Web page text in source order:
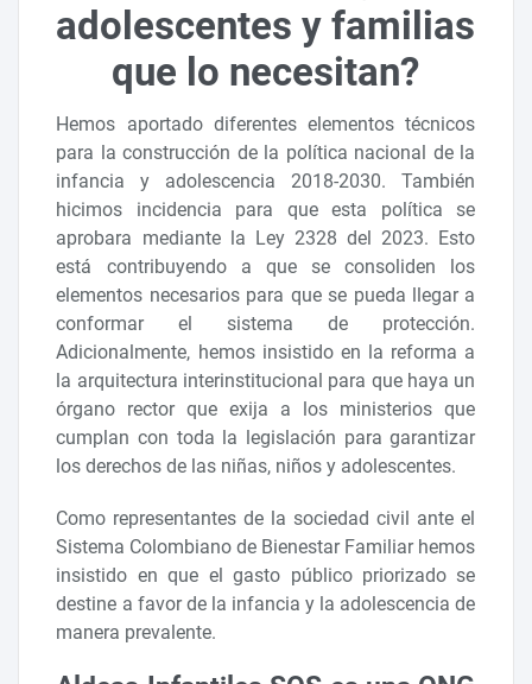
adolescentes y familias
que lo necesitan?
Hemos aportado diferentes elementos técnicos
para la construcción de la política nacional de la
infancia y adolescencia 2018-2030. También
hicimos incidencia para que esta política se
aprobara mediante la Ley 2328 del 2023. Esto
está contribuyendo a que se consoliden los
elementos necesarios para que se pueda llegar a
conformar el sistema de protección.
Adicionalmente, hemos insistido en la reforma a
la arquitectura interinstitucional para que haya un
órgano rector que exija a los ministerios que
cumplan con toda la legislación para garantizar
los derechos de las niñas, niños y adolescentes.
Como representantes de la sociedad civil ante el
Sistema Colombiano de Bienestar Familiar hemos
insistido en que el gasto público priorizado se
destine a favor de la infancia y la adolescencia de
manera prevalente.